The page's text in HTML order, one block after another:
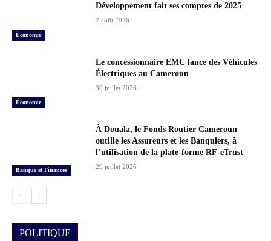
Économie
Développement fait ses comptes de 2025
2 août 2026
Économie
Le concessionnaire EMC lance des Véhicules
Électriques au Cameroun
30 juillet 2026
Banque et Finances
À Douala, le Fonds Routier Cameroun
outille les Assureurs et les Banquiers, à
l’utilisation de la plate-forme RF-eTrust
29 juillet 2026
POLITIQUE